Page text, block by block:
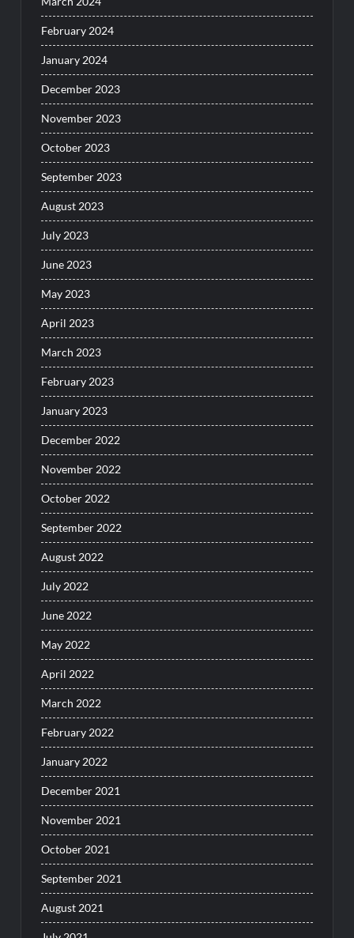
February 2024
January 2024
December 2023
November 2023
October 2023
September 2023
August 2023
July 2023
June 2023
May 2023
April 2023
March 2023
February 2023
January 2023
December 2022
November 2022
October 2022
September 2022
August 2022
July 2022
June 2022
May 2022
April 2022
March 2022
February 2022
January 2022
December 2021
November 2021
October 2021
September 2021
August 2021